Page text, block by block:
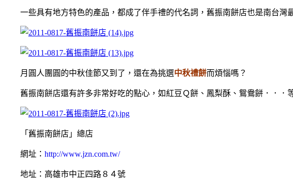
一些具有地方特色的產品，都成了伴手禮的代名詞，舊振南餅店也是南台灣
月圓人團圓的中秋佳節又到了，還在為挑選中秋禮餅而煩惱嗎？
舊振南餅店還有許多非常好吃的點心，如紅豆Ｑ餅、鳳梨酥、鴛鴦餅．．．
「舊振南餅店」總店
網址： http://www.jzn.com.tw/
地址：高雄市中正四路８４號